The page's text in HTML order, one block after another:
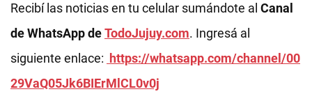
Recibí las noticias en tu celular sumándote al Canal
de WhatsApp deTodoJujuy.com. Ingresá al
siguiente enlace: https://whatsapp.com/channel/00
29VaQ05Jk6BIErMlCL0v0j